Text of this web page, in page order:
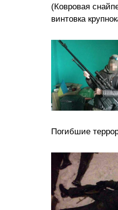
(Ковровая
винтовка
Погибшие